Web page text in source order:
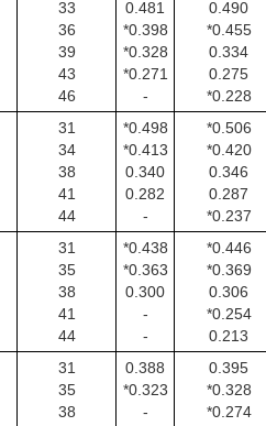
33
36
39
43
46
0.481
*0.398
*0.328
*0.271
-
0.490
*0.455
0.334
0.275
*0.228
31
34
38
41
44
*0.498
*0.413
0.340
0.282
-
*0.506
*0.420
0.346
0.287
*0.237
31
35
38
41
44
*0.438
*0.363
0.300
-
-
*0.446
*0.369
0.306
*0.254
0.213
31
35
38
0.388
*0.323
-
0.395
*0.328
*0.274